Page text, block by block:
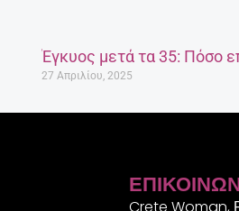
Έγκυος μετά τα 35: Πόσο
27 Απριλίου, 2025